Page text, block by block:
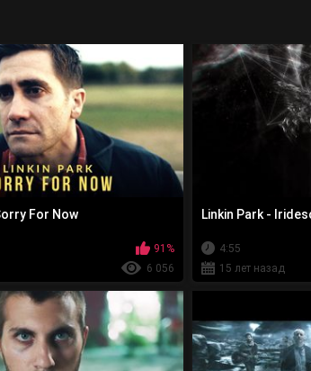
For Now
91%
6 056
Linkin Park -
4:55
15 лет назад